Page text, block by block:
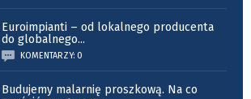
Euroimpianti – od lokalnego producenta
do globalnego...
KOMENTARZY: 0
Budujemy malarnię proszkową. Na co